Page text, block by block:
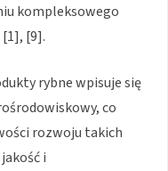
kompleksowego
[9].
rybne wpisuje się
co
rozwoju takich
i